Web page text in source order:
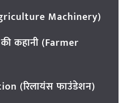
Machinery)
कहानी (Farmer
(रिलायंस फाउंडेशन)